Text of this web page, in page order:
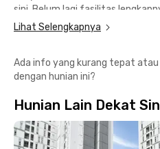
sini. Belum lagi fasilitas
bepergian jauh, deh.
dalam dan Wi-Fi. Kamu juga bisa
dapur bersama, dan area parkir
kantoran yang ingin hidup bebas
Mahasiswa Universitas
berjalan kaki 5 menit dari Rocky
Lihat Selengkapnya
Ada info yang kurang tepat atau
dengan hunian ini?
Hunian Lain Dekat